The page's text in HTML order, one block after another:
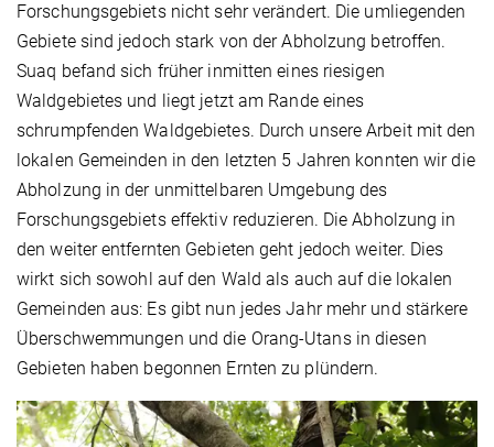
Forschungsgebiets nicht sehr verändert. Die umliegenden
Gebiete sind jedoch stark von der Abholzung betroffen.
Suaq befand sich früher inmitten eines riesigen
Waldgebietes und liegt jetzt am Rande eines
schrumpfenden Waldgebietes. Durch unsere Arbeit mit den
lokalen Gemeinden in den letzten 5 Jahren konnten wir die
Abholzung in der unmittelbaren Umgebung des
Forschungsgebiets effektiv reduzieren. Die Abholzung in
den weiter entfernten Gebieten geht jedoch weiter. Dies
wirkt sich sowohl auf den Wald als auch auf die lokalen
Gemeinden aus: Es gibt nun jedes Jahr mehr und stärkere
Überschwemmungen und die Orang-Utans in diesen
Gebieten haben begonnen Ernten zu plündern.